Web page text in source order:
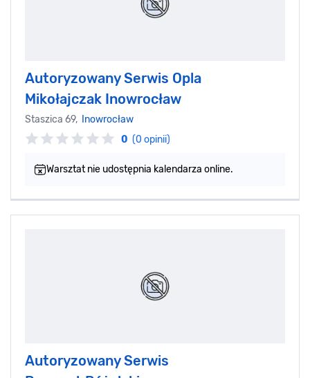
Autoryzowany Serwis Opla
Mikołajczak Inowrocław
Staszica 69,
Inowrocław
0 (0 opinii)
Warsztat nie udostępnia kalendarza online.
Autoryzowany Serwis